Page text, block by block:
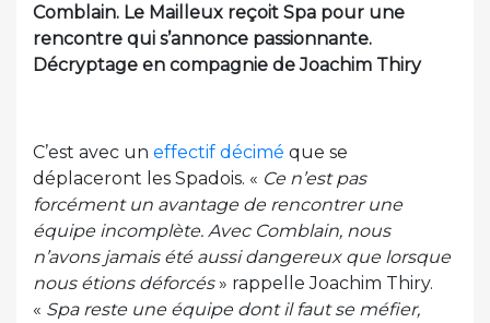
Comblain. Le Mailleux reçoit Spa pour une
rencontre qui s’annonce passionnante.
Décryptage en compagnie de Joachim Thiry
C’est avec un effectif décimé que se
déplaceront les Spadois. « Ce n’est pas
forcément un avantage de rencontrer une
équipe incomplète. Avec Comblain, nous
n’avons jamais été aussi dangereux que lorsque
nous étions déforcés» rappelle Joachim Thiry.
« Spa reste une équipe dont il faut se méfier,